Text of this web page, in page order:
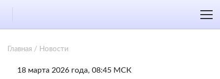
Главная / Новости
18 марта 2026 года, 08:45 МСК